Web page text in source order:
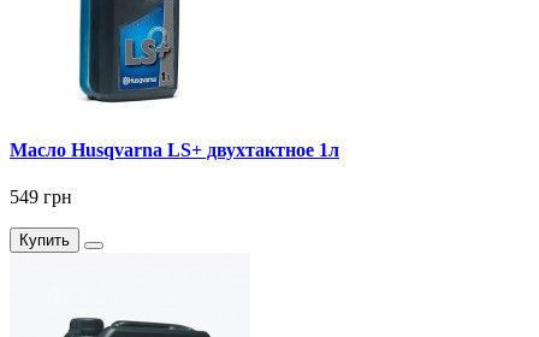
Масло Husqvarna LS+ двухтактное 1л
549 грн
Купить